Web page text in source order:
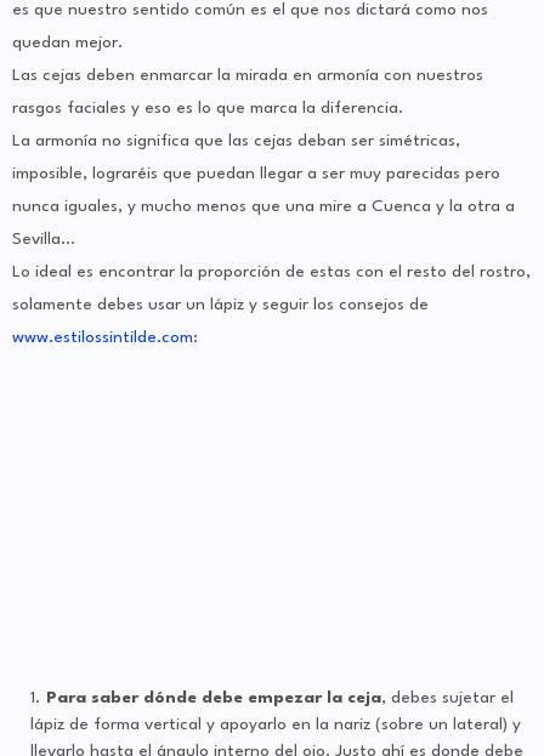
es que nuestro sentido común es el que nos dictará como nos
quedan mejor.
Las cejas deben enmarcar la mirada en armonía con nuestros
rasgos faciales y eso es lo que marca la diferencia.
La armonía no significa que las cejas deban ser simétricas,
imposible, lograréis que puedan llegar a ser muy parecidas pero
nunca iguales, y mucho menos que una mire a Cuenca y la otra a
Sevilla…
Lo ideal es encontrar la proporción de estas con el resto del rostro,
solamente debes usar un lápiz y seguir los consejos de
www.estilossintilde.com:
Para saber dónde debe empezar la ceja, debes sujetar el
lápiz de forma vertical y apoyarlo en la nariz (sobre un lateral) y
llevarlo hasta el ángulo interno del ojo. Justo ahí es donde debe